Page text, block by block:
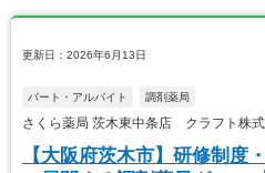
更新日：2026年6月13日
パート・アルバイト 調剤薬局
さくら薬局 茨木東中条店 クラフト株
【大阪府茨木市】研修制